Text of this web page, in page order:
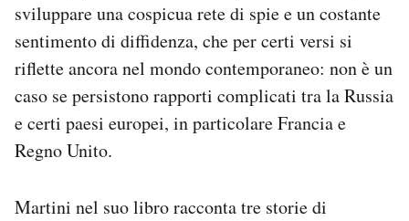
sviluppare una cospicua rete di spie e un costante
sentimento di diffidenza, che per certi versi si
riflette ancora nel mondo contemporaneo: non è un
caso se persistono rapporti complicati tra la Russia
e certi paesi europei, in particolare Francia e
Regno Unito.
Martini nel suo libro racconta tre storie di